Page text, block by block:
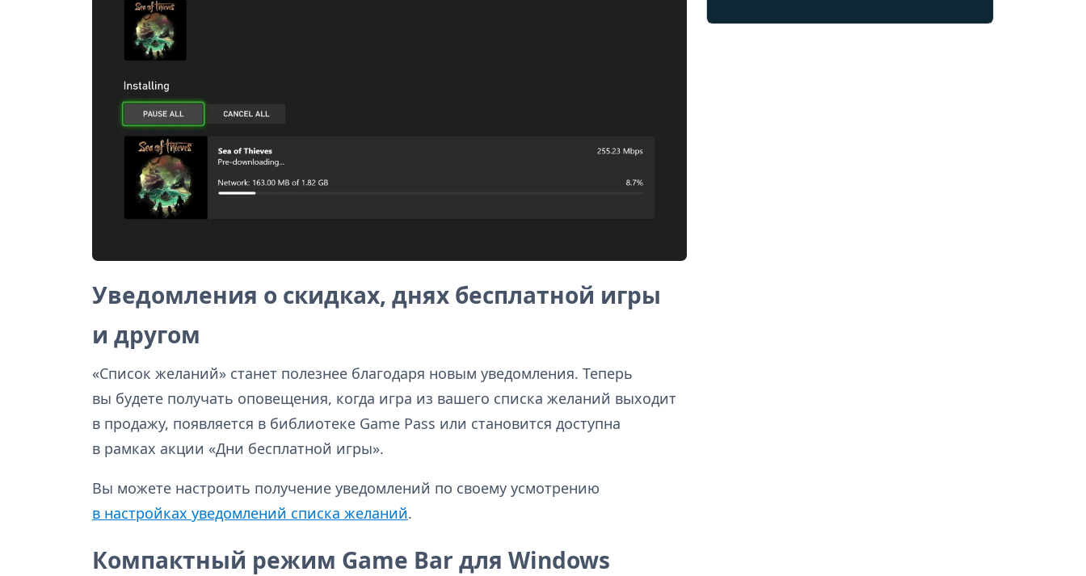
Уведомления о скидках, днях бесплатной игры
и другом
«Список желаний» станет полезнее благодаря новым уведомления. Теперь
вы будете получать оповещения, когда игра из вашего списка желаний выходит
в продажу, появляется в библиотеке Game Pass или становится доступна
в рамках акции «Дни бесплатной игры».
Вы можете настроить получение уведомлений по своему усмотрению
в настройках уведомлений списка желаний.
Компактный режим Game Bar для Windows